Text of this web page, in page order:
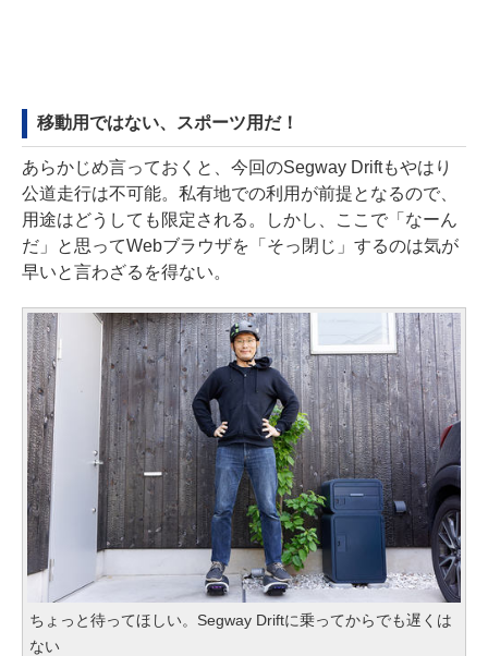
移動用ではない、スポーツ用だ！
あらかじめ言っておくと、今回のSegway Driftもやはり
公道走行は不可能。私有地での利用が前提となるので、
用途はどうしても限定される。しかし、ここで「なーん
だ」と思ってWebブラウザを「そっ閉じ」するのは気が
早いと言わざるを得ない。
ちょっと待ってほしい。Segway Driftに乗ってからでも遅くは
ない